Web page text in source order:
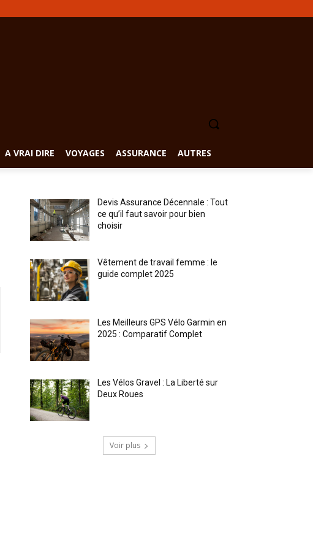
A VRAI DIRE VOYAGES ASSURANCE AUTRES
Devis Assurance Décennale : Tout
ce qu’il faut savoir pour bien
choisir
Vêtement de travail femme : le
guide complet 2025
Les Meilleurs GPS Vélo Garmin en
2025 : Comparatif Complet
Les Vélos Gravel : La Liberté sur
Deux Roues
Voir plus